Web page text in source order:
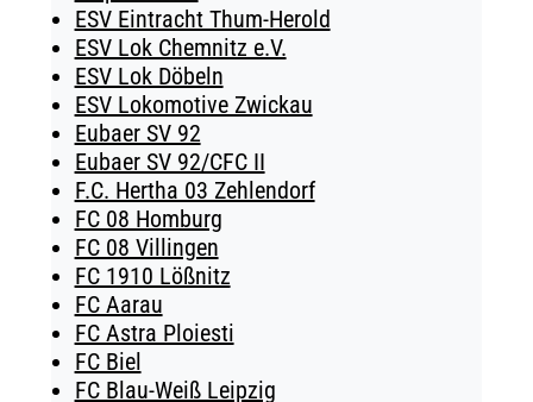
ESV Eintracht Thum-Herold
ESV Lok Chemnitz e.V.
ESV Lok Döbeln
ESV Lokomotive Zwickau
Eubaer SV 92
Eubaer SV 92/CFC II
F.C. Hertha 03 Zehlendorf
FC 08 Homburg
FC 08 Villingen
FC 1910 Lößnitz
FC Aarau
FC Astra Ploiesti
FC Biel
FC Blau-Weiß Leipzig